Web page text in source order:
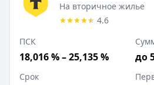
На вторичное жилье
4.6
ПСК
18,016 % – 25,135 % до
Срок